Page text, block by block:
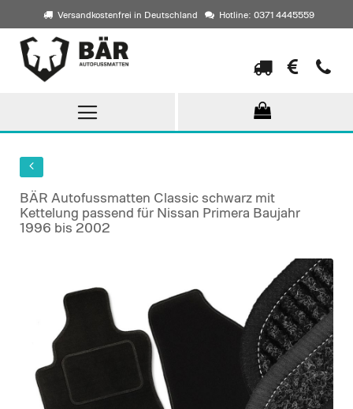
Versandkostenfrei in Deutschland Hotline: 0371 4445559
Direkt
zum
Inhalt
BÄR Autofussmatten Classic schwarz mit
Kettelung passend für Nissan Primera Baujahr
1996 bis 2002
images
gallery